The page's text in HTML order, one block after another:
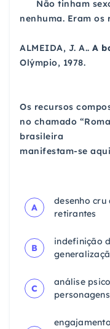
Não tinham
nenhuma. Eram os
ALMEIDA, J. A.. A
Olýmpio, 1978.
Os recursos
no chamado
brasileira
manifestam-se
A
desenho
retirantes
B
indefinição
C
análise